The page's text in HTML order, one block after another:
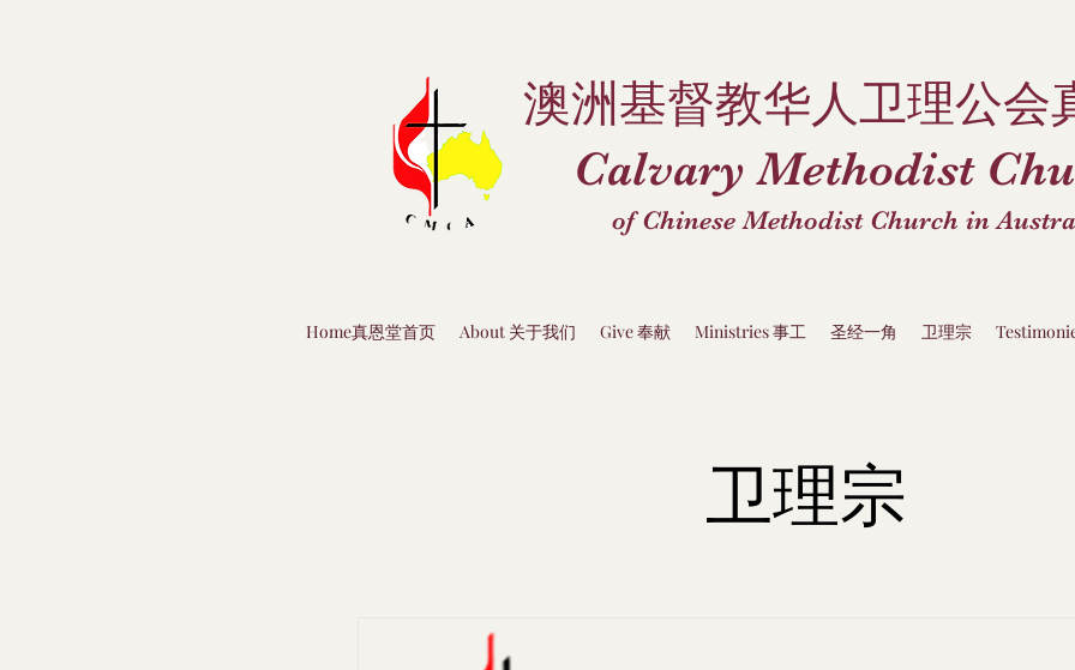
澳洲基督教华人卫理公会
Calvary Methodist
of Chinese Methodist Church in
Home真恩堂首页 About 关于我们 Give 奉献 Ministries 事工 圣经一角 卫理宗
卫理宗